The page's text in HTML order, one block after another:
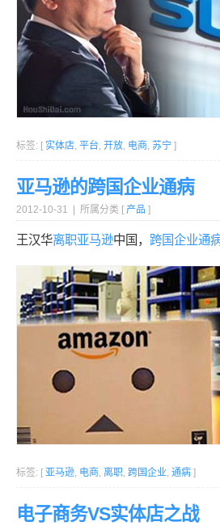
标签: [ 实体店, 平台, 开放, 电商, 苏宁 ]
亚马逊的跨国企业通病
2012-10-31 | 所属分类 [ 产品 ]
王汉华离职亚马逊中国， 跨国企业通
标签: [ 亚马逊, 电商, 离职, 跨国企业, 通病 ]
电子商务VS实体店之战